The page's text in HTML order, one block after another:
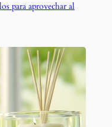
para aprovechar al